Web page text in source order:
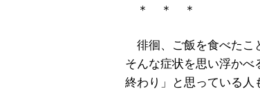
＊ ＊ ＊
徘徊、ご飯を食べたこ
そんな症状を思い浮か
終わり」と思っている人